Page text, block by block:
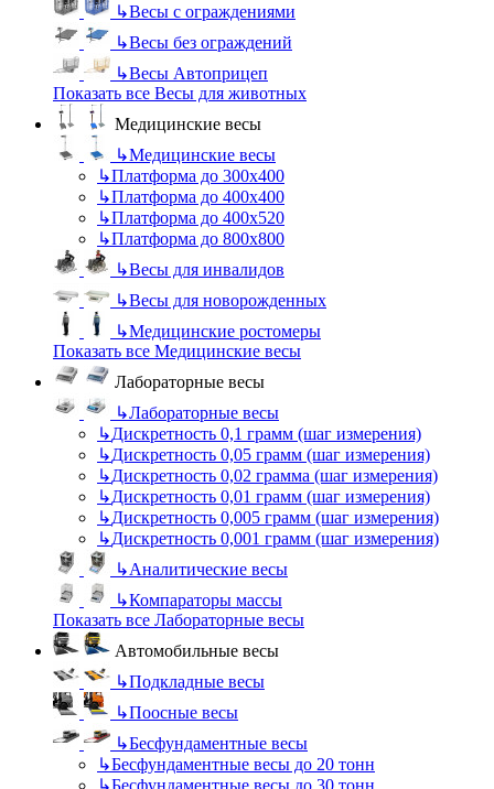
↳Весы с ограждениями
↳Весы без ограждений
↳Весы Автоприцеп
Показать все Весы для животных
Медицинские весы
↳Медицинские весы
↳Платформа до 300х400
↳Платформа до 400х400
↳Платформа до 400х520
↳Платформа до 800х800
↳Весы для инвалидов
↳Весы для новорожденных
↳Медицинские ростомеры
Показать все Медицинские весы
Лабораторные весы
↳Лабораторные весы
↳Дискретность 0,1 грамм (шаг измерения)
↳Дискретность 0,05 грамм (шаг измерения)
↳Дискретность 0,02 грамма (шаг измерения)
↳Дискретность 0,01 грамм (шаг измерения)
↳Дискретность 0,005 грамм (шаг измерения)
↳Дискретность 0,001 грамм (шаг измерения)
↳Аналитические весы
↳Компараторы массы
Показать все Лабораторные весы
Автомобильные весы
↳Подкладные весы
↳Поосные весы
↳Бесфундаментные весы
↳Бесфундаментные весы до 20 тонн
↳Бесфундаментные весы до 30 тонн